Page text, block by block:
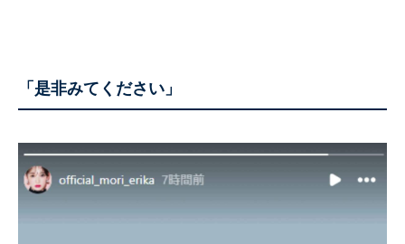
「是非みてください」